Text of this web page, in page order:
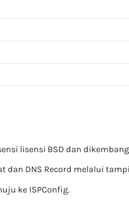
lisensi BSD dan
dan DNS Record melalui
ke ISPConfig.